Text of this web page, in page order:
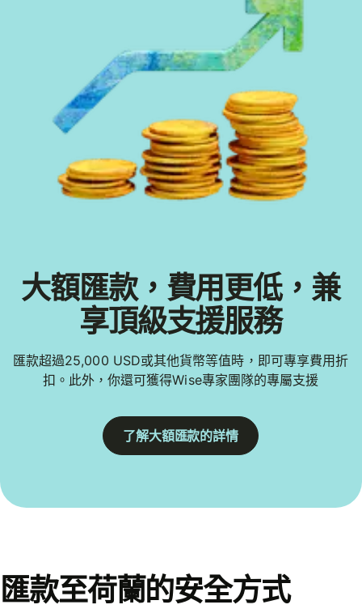
大額匯款，費用更低，兼
享頂級支援服務
匯款超過25,000 USD或其他貨幣等值時，即可專享費用折
扣。此外，你還可獲得Wise專家團隊的專屬支援
了解大額匯款的詳情
匯款至荷蘭的安全方式